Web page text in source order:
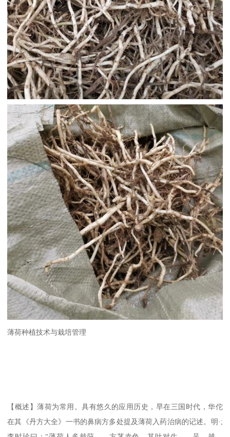
薄荷种植技术与栽培管理
【概述】薄荷为常用。具有悠久的应用历史，早在三国时代，华佗
在其《丹方大全》一书的鼻病方多处提及薄荷入药治病的记述。明·;